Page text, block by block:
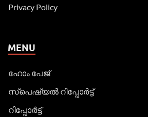
Privacy Policy
MENU
ഹോം പേജ്
സ്പെഷ്യൽ റിപ്പോര്‍ട്ട്
റിപ്പോര്‍ട്ട്